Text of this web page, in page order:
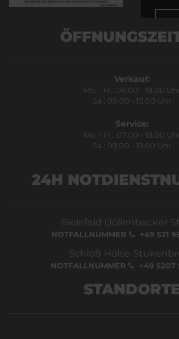
Verkauf:
Mo. - Fr.: 08.00 - 18.00 Uhr
Sa.: 09.00 - 13.00 Uhr
Service:
Mo. - Fr.: 07.00 - 18.00 Uhr
Sa.: 09.00 - 13.00 Uhr
24H
Bielefeld (Jöllenbecker
NOTFALLNUMMER +49 521
Schloß Holte-
NOTFALLNUMMER +49 5207